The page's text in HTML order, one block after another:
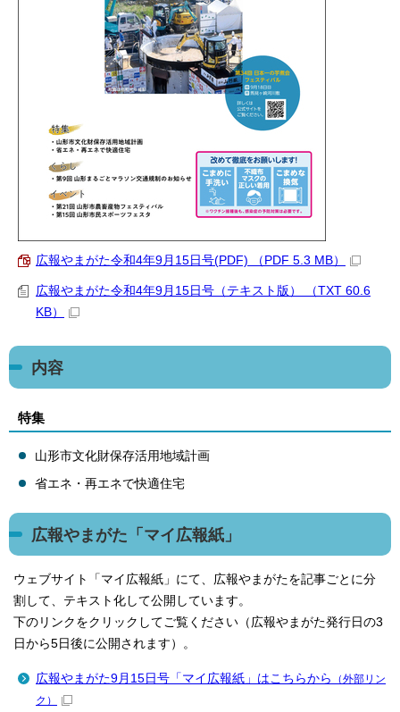
広報やまがた令和4年9月15日号(PDF) （PDF 5.3 MB）
広報やまがた令和4年9月15日号（テキスト版） （TXT 60.6
KB）
内容
特集
山形市文化財保存活用地域計画
省エネ・再エネで快適住宅
広報やまがた「マイ広報紙」
ウェブサイト「マイ広報紙」にて、広報やまがたを記事ごとに分
割して、テキスト化して公開しています。
下のリンクをクリックしてご覧ください（広報やまがた発行日の3
日から5日後に公開されます）。
広報やまがた9月15日号「マイ広報紙」はこちらから
（外部リン
ク）